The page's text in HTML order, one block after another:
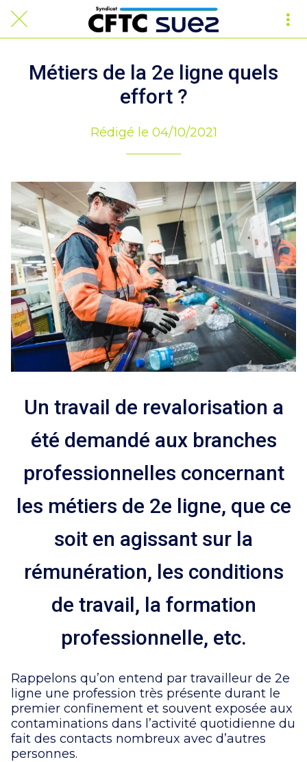
Métiers de la 2e ligne quels
effort ?
Rédigé le 04/10/2021
Un travail de revalorisation a
été demandé aux branches
professionnelles concernant
les métiers de 2e ligne, que ce
soit en agissant sur la
rémunération, les conditions
de travail, la formation
professionnelle, etc.
Rappelons qu’on entend par travailleur de 2e
ligne une profession très présente durant le
premier confinement et souvent exposée aux
contaminations dans l’activité quotidienne du
fait des contacts nombreux avec d’autres
personnes.